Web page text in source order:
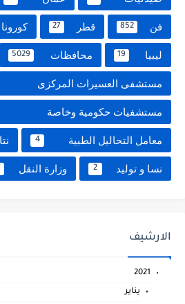
فن 852 قطر 27 كورونا
ليبيا 19 محافظات 5029
مستشفى العسيرات المركزى
مستشفيات حكومية وخاصة
معامل التحاليل الطبية 4
نسا و توليد 2 وزارة النقل
الارشيف
2021
يناير